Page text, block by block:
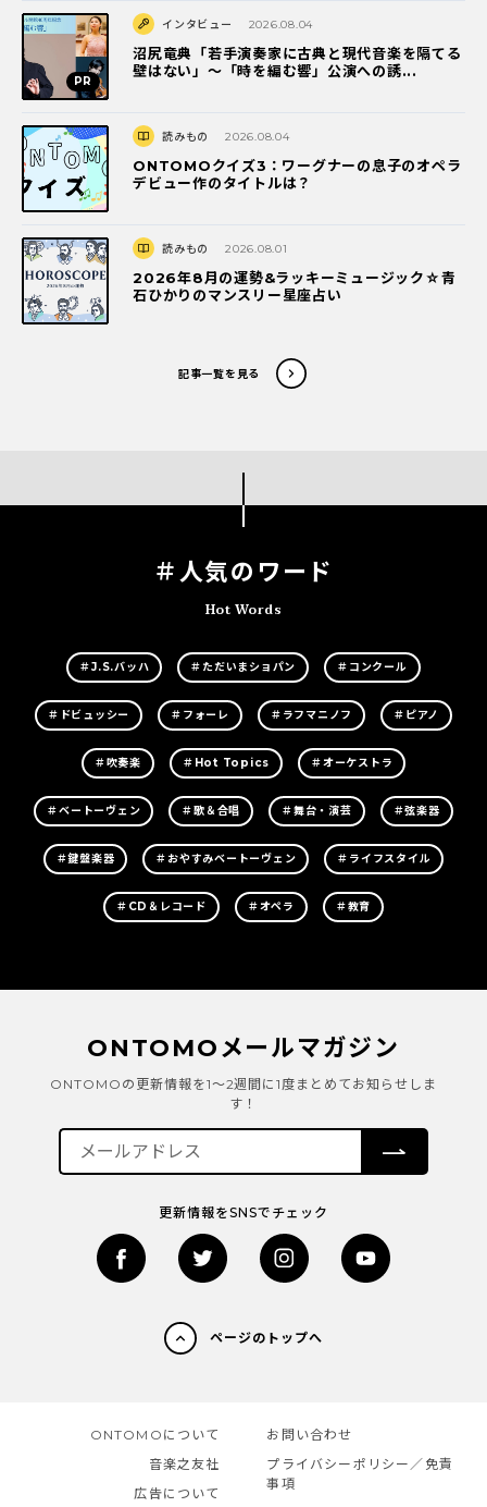
インタビュー 2026.08.04
沼尻竜典「若手演奏家に古典と現代音楽を隔てる
壁はない」～「時を編む響」公演への誘...
読みもの 2026.08.04
ONTOMOクイズ3：ワーグナーの息子のオペラ
デビュー作のタイトルは？
読みもの 2026.08.01
2026年8月の運勢&ラッキーミュージック☆青
石ひかりのマンスリー星座占い
記事一覧を見る
＃人気のワード
Hot Words
＃J.S.バッハ ＃ただいまショパン ＃コンクール
＃ドビュッシー ＃フォーレ ＃ラフマニノフ ＃ピアノ
＃吹奏楽 ＃Hot Topics ＃オーケストラ
＃ベートーヴェン ＃歌＆合唱 ＃舞台・演芸 ＃弦楽器
＃鍵盤楽器 ＃おやすみベートーヴェン ＃ライフスタイル
＃CD＆レコード ＃オペラ ＃教育
ONTOMOメールマガジン
ONTOMOの更新情報を1～2週間に1度まとめてお知らせしま
す！
更新情報をSNSでチェック
ページのトップへ
ONTOMOについて
音楽之友社
広告について
お問い合わせ
プライバシーポリシー／免責
事項